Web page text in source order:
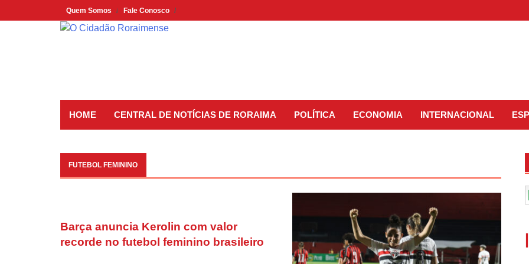
to
Quem Somos Fale Conosco
HOME CENTRAL DE NOTÍCIAS DE RORAIMA POLÍTICA ECONOMIA INTERNACIONAL
FUTEBOL FEMININO
Barça anuncia Kerolin com valor
recorde no futebol feminino brasileiro